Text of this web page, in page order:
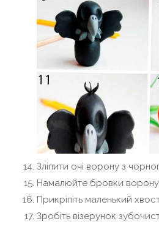
Зліпити очі ворону з
Намалюйте бровки
Прикріпіть маленький
Зробіть візерунок